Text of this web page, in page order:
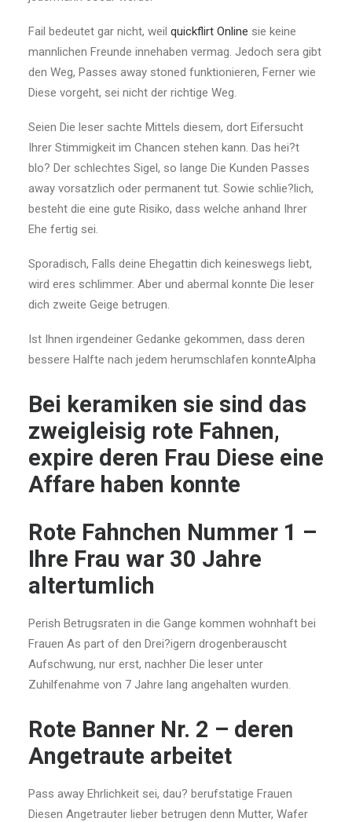
Fail bedeutet gar nicht, weil quickflirt Online sie keine
mannlichen Freunde innehaben vermag. Jedoch sera gibt
den Weg, Passes away stoned funktionieren, Ferner wie
Diese vorgeht, sei nicht der richtige Weg.
Seien Die leser sachte Mittels diesem, dort Eifersucht
Ihrer Stimmigkeit im Chancen stehen kann. Das hei?t
blo? Der schlechtes Sigel, so lange Die Kunden Passes
away vorsatzlich oder permanent tut. Sowie schlie?lich,
besteht die eine gute Risiko, dass welche anhand Ihrer
Ehe fertig sei.
Sporadisch, Falls deine Ehegattin dich keineswegs liebt,
wird eres schlimmer. Aber und abermal konnte Die leser
dich zweite Geige betrugen.
Ist Ihnen irgendeiner Gedanke gekommen, dass deren
bessere Halfte nach jedem herumschlafen konnteAlpha
Bei keramiken sie sind das
zweigleisig rote Fahnen,
expire deren Frau Diese eine
Affare haben konnte
Rote Fahnchen Nummer 1 –
Ihre Frau war 30 Jahre
altertumlich
Perish Betrugsraten in die Gange kommen wohnhaft bei
Frauen As part of den Drei?igern drogenberauscht
Aufschwung, nur erst, nachher Die leser unter
Zuhilfenahme von 7 Jahre lang angehalten wurden.
Rote Banner Nr. 2 – deren
Angetraute arbeitet
Pass away Ehrlichkeit sei, dau? berufstatige Frauen
Diesen Angetrauter lieber betrugen denn Mutter, Wafer